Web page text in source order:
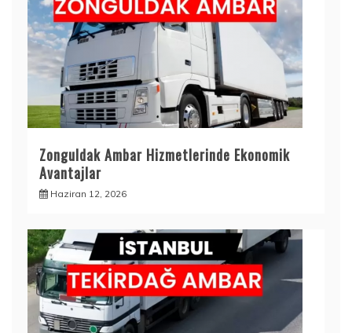
Zonguldak Ambar Hizmetlerinde Ekonomik
Avantajlar
Haziran 12, 2026